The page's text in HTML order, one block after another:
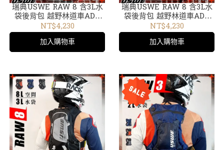
瑞典USWE RAW 8 含3L水
袋後背包 越野林道車ADV
外袋可拆輕巧無彈跳水袋包
藍V-2083439
NT$4,230
加入購物車
瑞典USWE RAW 8 含3L水
袋後背包 越野林道車ADV
外袋可拆輕巧無彈跳水袋包
黑橘 V-2083438
NT$4,230
加入購物車